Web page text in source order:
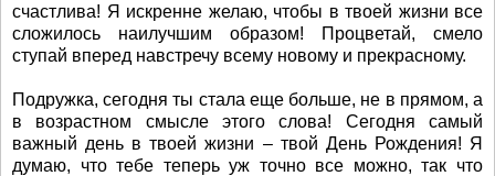
счастлива! Я искренне желаю, чтобы в твоей жизни все
сложилось наилучшим образом! Процветай, смело
ступай вперед навстречу всему новому и прекрасному.
Подружка, сегодня ты стала еще больше, не в прямом, а
в возрастном смысле этого слова! Сегодня самый
важный день в твоей жизни – твой День Рождения! Я
думаю, что тебе теперь уж точно все можно, так что